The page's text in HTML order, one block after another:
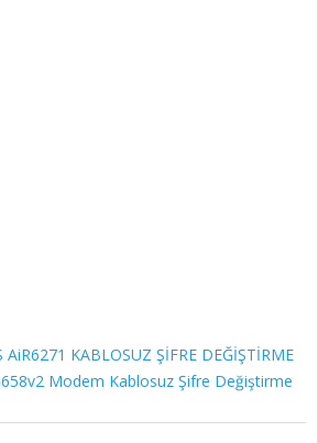
AiR6271 KABLOSUZ ŞİFRE DEĞİŞTİRME
Modem Kablosuz Şifre Değiştirme